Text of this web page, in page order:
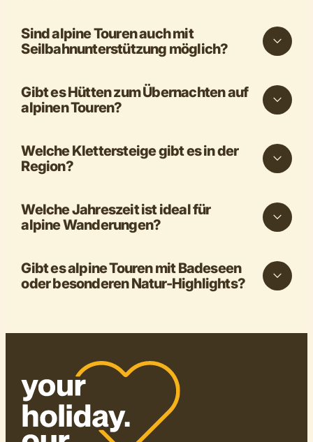
Sind alpine Touren auch mit
Seilbahnunterstützung möglich?
Gibt es Hütten zum Übernachten auf
alpinen Touren?
Welche Klettersteige gibt es in der
Region?
Welche Jahreszeit ist ideal für
alpine Wanderungen?
Gibt es alpine Touren mit Badeseen
oder besonderen Natur-Highlights?